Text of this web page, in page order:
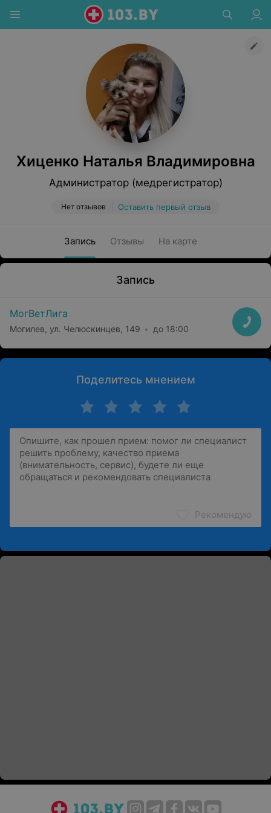
Хиценко Наталья Владимировна
Администратор (медрегистратор)
Нет отзывов Оставить первый отзыв
Запись Отзывы На карте
Запись
МогВетЛига
Могилев, ул. Челюскинцев, 149 до 18:00
Поделитесь мнением
Рекомендую